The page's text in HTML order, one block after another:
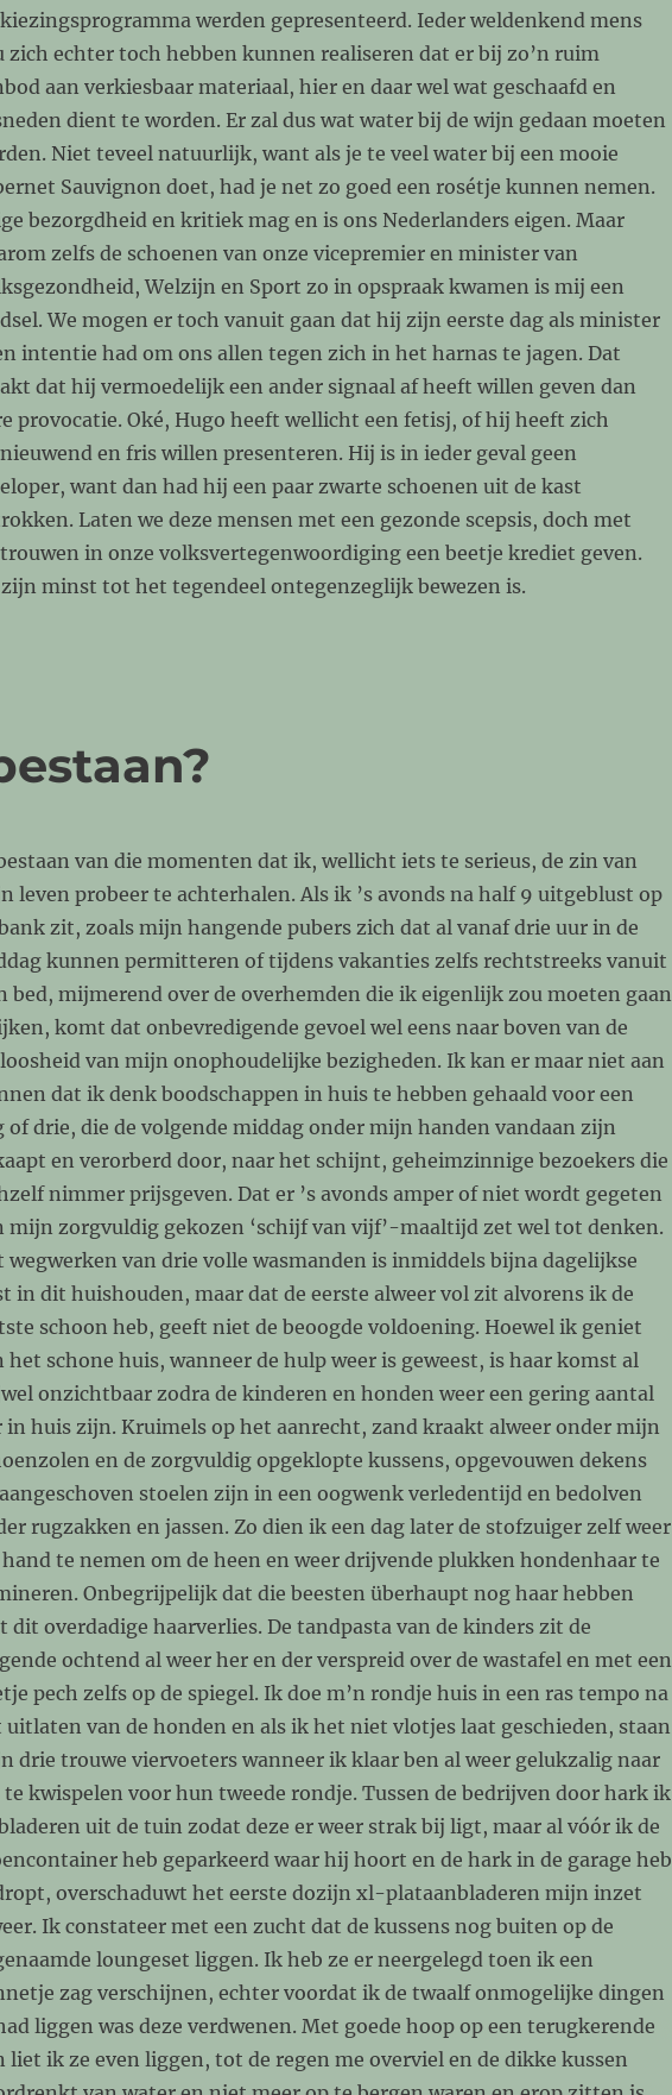
werden gepresenteerd. Ieder weldenkend mens
zich echter toch hebben kunnen realiseren dat er bij zo’n ruim
aan verkiesbaar materiaal, hier en daar wel wat geschaafd en
dient te worden. Er zal dus wat water bij de wijn gedaan moeten
Niet teveel natuurlijk, want als je te veel water bij een mooie
Sauvignon doet, had je net zo goed een rosétje kunnen nemen.
bezorgdheid en kritiek mag en is ons Nederlanders eigen. Maar
zelfs de schoenen van onze vicepremier en minister van
Welzijn en Sport zo in opspraak kwamen is mij een
We mogen er toch vanuit gaan dat hij zijn eerste dag als minister
intentie had om ons allen tegen zich in het harnas te jagen. Dat
dat hij vermoedelijk een ander signaal af heeft willen geven dan
provocatie. Oké, Hugo heeft wellicht een fetisj, of hij heeft zich
en fris willen presenteren. Hij is in ieder geval geen
want dan had hij een paar zwarte schoenen uit de kast
Laten we deze mensen met een gezonde scepsis, doch met
in onze volksvertegenwoordiging een beetje krediet geven.
zijn minst tot het tegendeel ontegenzeglijk bewezen is.
van die momenten dat ik, wellicht iets te serieus, de zin van
leven probeer te achterhalen. Als ik ’s avonds na half 9 uitgeblust op
zit, zoals mijn hangende pubers zich dat al vanaf drie uur in de
kunnen permitteren of tijdens vakanties zelfs rechtstreeks vanuit
bed, mijmerend over de overhemden die ik eigenlijk zou moeten gaan
komt dat onbevredigende gevoel wel eens naar boven van de
van mijn onophoudelijke bezigheden. Ik kan er maar niet aan
dat ik denk boodschappen in huis te hebben gehaald voor een
of drie, die de volgende middag onder mijn handen vandaan zijn
en verorberd door, naar het schijnt, geheimzinnige bezoekers die
nimmer prijsgeven. Dat er ’s avonds amper of niet wordt gegeten
mijn zorgvuldig gekozen ‘schijf van vijf’-maaltijd zet wel tot denken.
wegwerken van drie volle wasmanden is inmiddels bijna dagelijkse
in dit huishouden, maar dat de eerste alweer vol zit alvorens ik de
schoon heb, geeft niet de beoogde voldoening. Hoewel ik geniet
het schone huis, wanneer de hulp weer is geweest, is haar komst al
onzichtbaar zodra de kinderen en honden weer een gering aantal
in huis zijn. Kruimels op het aanrecht, zand kraakt alweer onder mijn
en de zorgvuldig opgeklopte kussens, opgevouwen dekens
stoelen zijn in een oogwenk verledentijd en bedolven
rugzakken en jassen. Zo dien ik een dag later de stofzuiger zelf weer
te nemen om de heen en weer drijvende plukken hondenhaar te
Onbegrijpelijk dat die beesten überhaupt nog haar hebben
dit overdadige haarverlies. De tandpasta van de kinders zit de
ochtend al weer her en der verspreid over de wastafel en met een
pech zelfs op de spiegel. Ik doe m’n rondje huis in een ras tempo na
uitlaten van de honden en als ik het niet vlotjes laat geschieden, staan
drie trouwe viervoeters wanneer ik klaar ben al weer gelukzalig naar
te kwispelen voor hun tweede rondje. Tussen de bedrijven door hark ik
uit de tuin zodat deze er weer strak bij ligt, maar al vóór ik de
heb geparkeerd waar hij hoort en de hark in de garage heb
overschaduwt het eerste dozijn xl-plataanbladeren mijn inzet
Ik constateer met een zucht dat de kussens nog buiten op de
loungeset liggen. Ik heb ze er neergelegd toen ik een
zag verschijnen, echter voordat ik de twaalf onmogelijke dingen
liggen was deze verdwenen. Met goede hoop op een terugkerende
liet ik ze even liggen, tot de regen me overviel en de dikke kussen